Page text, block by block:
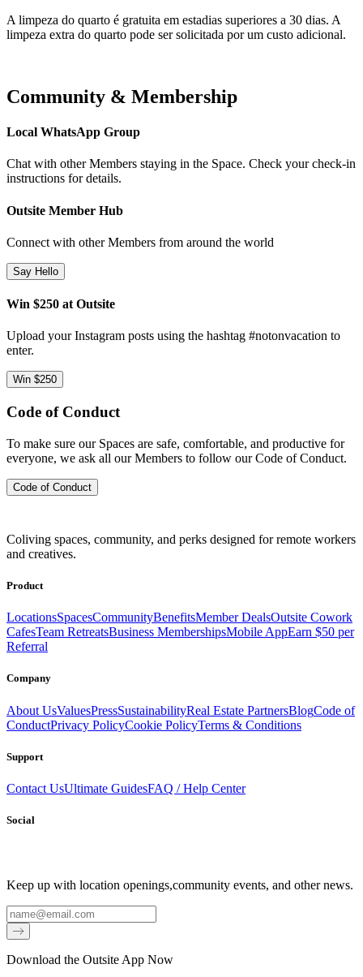
A limpeza do quarto é gratuita em estadias superiores a 30 dias. A
limpeza extra do quarto pode ser solicitada por um custo adicional.
Community & Membership
Local WhatsApp Group
Chat with other Members staying in the Space. Check your check-in
instructions for details.
Outsite Member Hub
Connect with other Members from around the world
Say Hello
Win $250 at Outsite
Upload your Instagram posts using the hashtag #notonvacation to
enter.
Win $250
Code of Conduct
To make sure our Spaces are safe, comfortable, and productive for
everyone, we ask all our Members to follow our Code of Conduct.
Code of Conduct
Coliving spaces, community, and perks designed for remote workers
and creatives.
Product
LocationsSpacesCommunityBenefitsMember DealsOutsite Cowork
CafesTeam RetreatsBusiness MembershipsMobile AppEarn $50 per
Referral
Company
About UsValuesPressSustainabilityReal Estate PartnersBlogCode of
ConductPrivacy PolicyCookie PolicyTerms & Conditions
Support
Contact UsUltimate GuidesFAQ / Help Center
Social
Keep up with location openings,community events, and other news.
Email
Download the Outsite App Now